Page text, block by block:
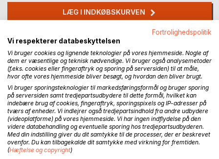
LÆG I INDKØBSKURVEN
Føj til ønskeliste
Anmeld titel
BESKRIVELSE
Intentionen med denne bog er at øge opmærksomheden
Fortrolighedspolitik
Vi respekterer databeskyttelsen
Vi bruger cookies og lignende teknologier på vores hjemmeside. Nogle af
dem er væsentlige og teknisk nødvendige. Vi bruger også analysemetoder
(f.eks. cookies eller fingeraftryk og sporing på serversiden) til at måle,
hvor ofte vores hjemmeside bliver besøgt, og hvordan den bliver brugt.
Vi bruger sporingsteknologier til markedsføringsformål og bruger sporing
på serversiden samt tredjepartsudbydere til dette formål, hvilket kan
indebære brug af cookies, fingeraftryk, sporingspixels og IP-adresser på
tværs af enheder. Vi indlejrer også tredjepartsindhold fra andre udbydere
(videoplatforme) på vores hjemmeside. Vi har ingen indflydelse på den
videre databehandling og eventuelle sporing hos tredjepartsudbyderen.
Med din indstilling giver du dit samtykke til de processer, der er beskrevet
ovenfor. Du kan tilbagekalde dit samtykke med virkning for fremtiden.
(Hæftelse og copyright)